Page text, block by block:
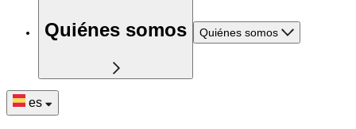
Quiénes somos Quiénes somos
es